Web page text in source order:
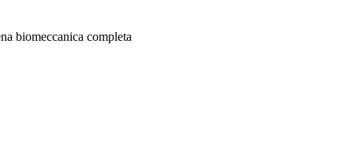
biomeccanica completa